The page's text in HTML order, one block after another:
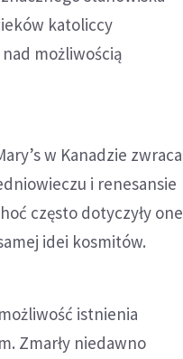
katoliccy
możliwością
w Kanadzie zwraca
i renesansie
często dotyczyły one
idei kosmitów.
istnienia
Zmarły niedawno